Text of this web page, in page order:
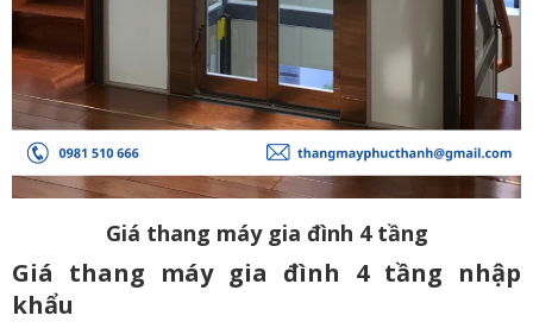
Giá thang máy gia đình 4 tầng
Giá thang máy gia đình 4 tầng nhập
khẩu